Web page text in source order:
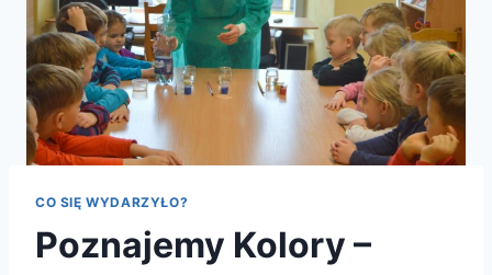
CO SIĘ WYDARZYŁO?
Poznajemy Kolory –